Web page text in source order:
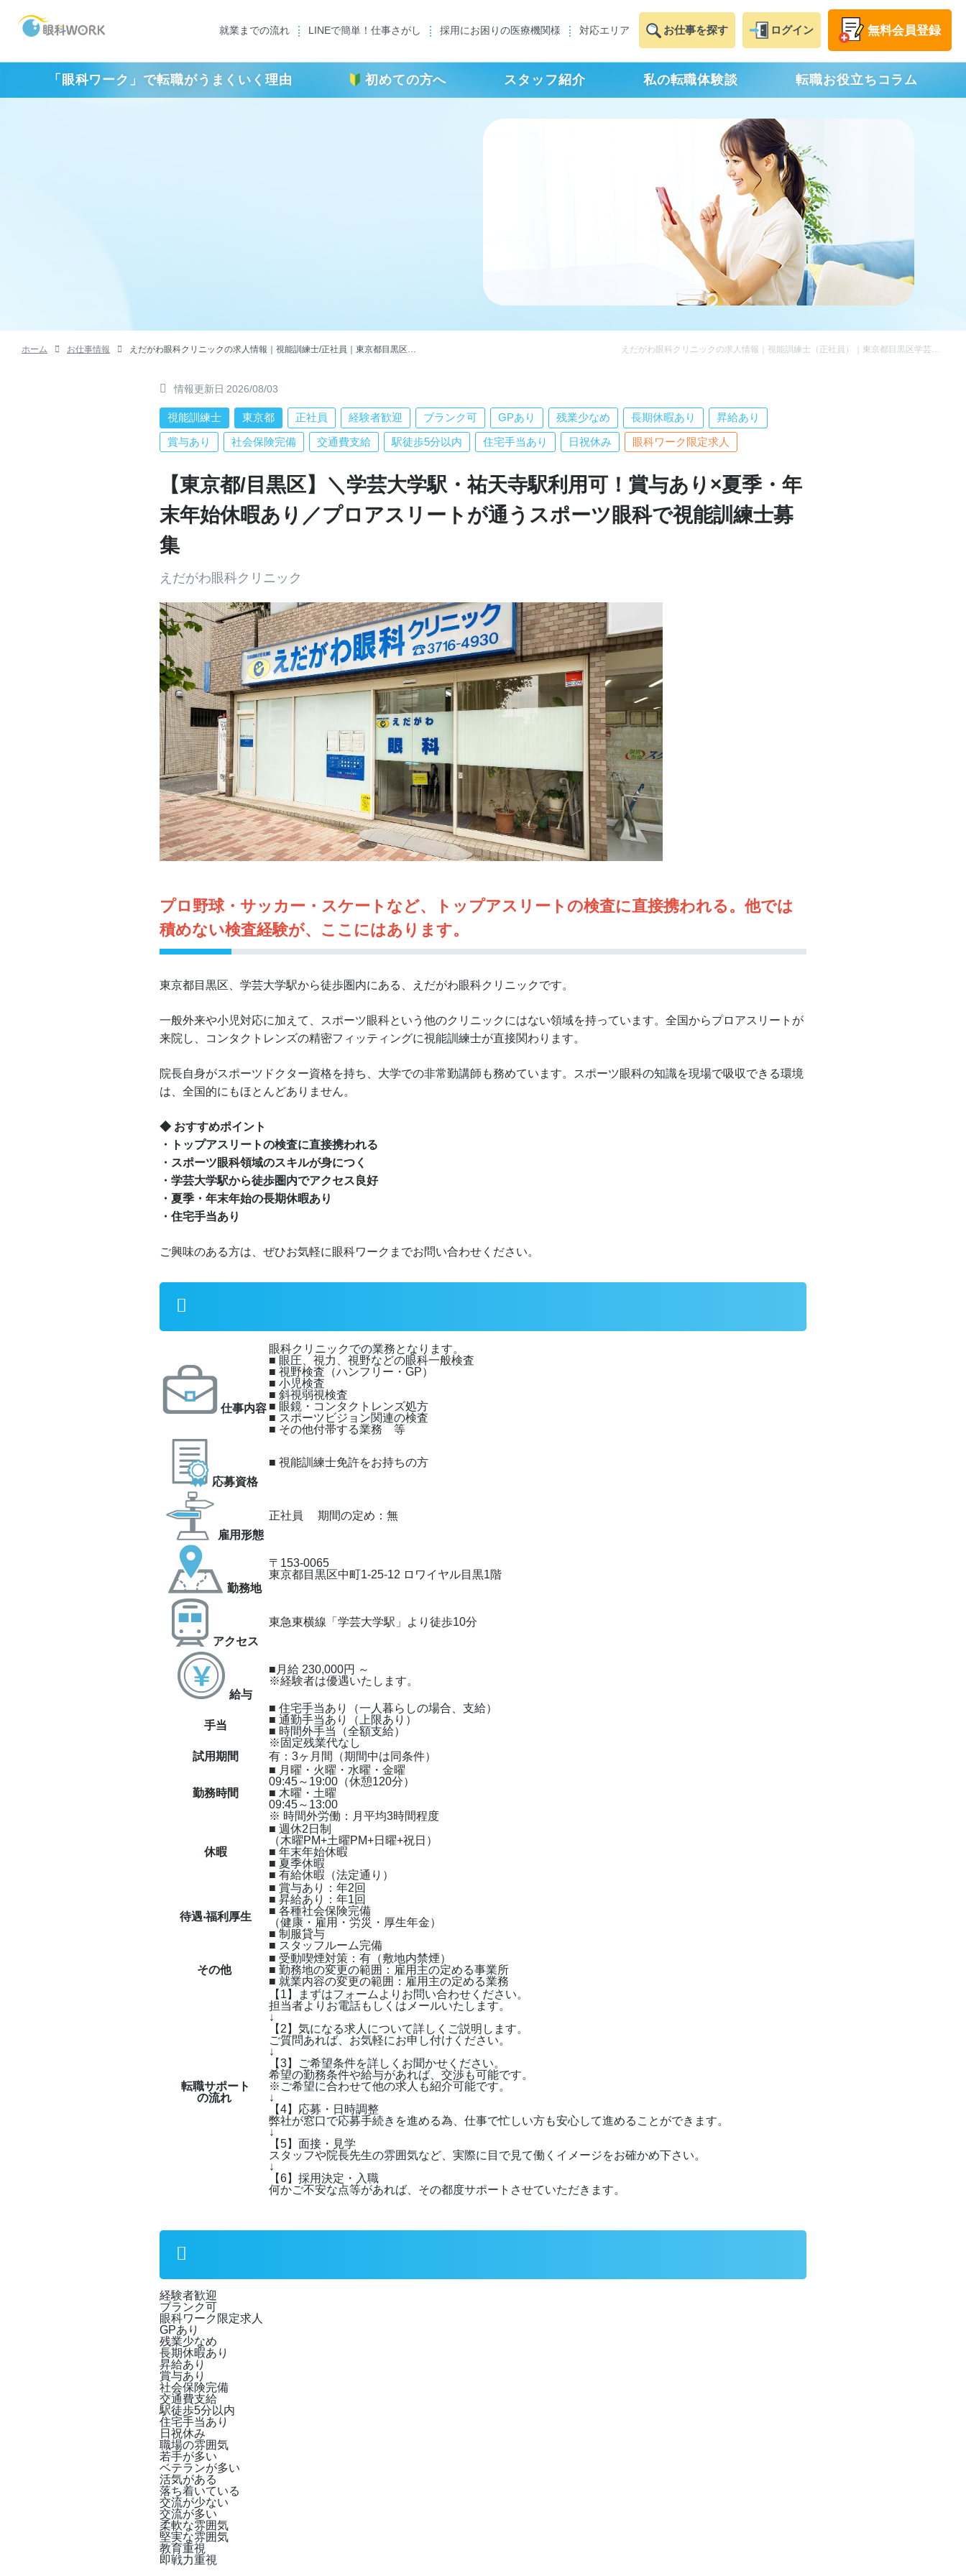
就業までの流れ LINEで簡単！仕事さがし 採用にお困りの医療機関様 対応エリア お仕事を探す ログイン 無料会員登録
「眼科ワーク」で転職がうまくいく理由 初めての方へ スタッフ紹介
スタッフ一覧 私の転職体験談 転職お役立ちコラム
ホーム お仕事情報 えだがわ眼科クリニックの求人情報｜視能訓練士/正社員｜東京都目黒区学芸大学駅 えだがわ眼科クリニックの求人情報｜視能訓練士（正社員）｜東京都目黒区学芸大学駅
情報更新日 2026/08/03
視能訓練士 東京都 正社員 経験者歓迎 ブランク可 GPあり 残業少なめ 長期休暇あり
昇給あり
賞与あり
社会保険完備 交通費支給 駅徒歩5分以内 住宅手当あり 日祝休み 眼科ワーク限定求人
【東京都/目黒区】＼学芸大学駅・祐天寺駅利用可！賞与あり×夏季・年
末年始休暇あり／プロアスリートが通うスポーツ眼科で視能訓練士募
集
えだがわ眼科クリニック
プロ野球・サッカー・スケートなど、トップアスリートの検査に直接携われる。他では
積めない検査経験が、ここにはあります。
東京都目黒区、学芸大学駅から徒歩圏内にある、えだがわ眼科クリニックです。
一般外来や小児対応に加えて、スポーツ眼科という他のクリニックにはない領域を持っています。全国からプロアスリートが
来院し、コンタクトレンズの精密フィッティングに視能訓練士が直接関わります。
院長自身がスポーツドクター資格を持ち、大学での非常勤講師も務めています。スポーツ眼科の知識を現場で吸収できる環境
は、全国的にもほとんどありません。
◆ おすすめポイント
・トップアスリートの検査に直接携われる
・スポーツ眼科領域のスキルが身につく
・学芸大学駅から徒歩圏内でアクセス良好
・ 夏季・年末年始の長期休暇あり
・住宅手当あり
ご興味のある方は、ぜひお気軽に眼科ワークまでお問い合わせください。
仕事内容
眼科クリニックでの業務となります。
■ 眼圧、視力、視野などの眼科一般検査
■ 視野検査（ハンフリー・GP）
■ 小児検査
■ 斜視弱視検査
■ 眼鏡・コンタクトレンズ処方
■ スポーツビジョン関連の検査
■ その他付帯する業務 等
応募資格
■ 視能訓練士免許をお持ちの方
雇⽤形態
正社員 期間の定め：無
勤務地
〒153-0065
東京都目黒区中町1-25-12 ロワイヤル目黒1階
アクセス
東急東横線「学芸大学駅」より徒歩10分
給与
■月給 230,000円 ～
※経験者は優遇いたします。
⼿当
■ 住宅手当あり（一人暮らしの場合、支給）
■ 通勤手当あり（上限あり）
■ 時間外手当（全額支給）
※固定残業代なし
試用期間
有：3ヶ月間（期間中は同条件）
勤務時間
■ 月曜・火曜・水曜・金曜
09:45～19:00（休憩120分）
■ 木曜・土曜
09:45～13:00
※ 時間外労働：月平均3時間程度
休暇
■ 週休2日制
（木曜PM+土曜PM+日曜+祝日）
■ 年末年始休暇
■ 夏季休暇
■ 有給休暇（法定通り）
待遇‧福利厚⽣
■ 賞与あり：年2回
■ 昇給あり：年1回
■ 各種社会保険完備
（健康・雇用・労災・厚生年金）
■ 制服貸与
■ スタッフルーム完備
その他
■ 受動喫煙対策：有（敷地内禁煙）
■ 勤務地の変更の範囲：雇用主の定める事業所
■ 就業内容の変更の範囲：雇用主の定める業務
転職サポート
の流れ
【1】まずはフォームよりお問い合わせください。
担当者よりお電話もしくはメールいたします。
↓
【2】気になる求人について詳しくご説明します。
ご質問あれば、お気軽にお申し付けください。
↓
【3】ご希望条件を詳しくお聞かせください。
希望の勤務条件や給与があれば、交渉も可能です。
※ご希望に合わせて他の求人も紹介可能です。
↓
【4】応募・日時調整
弊社が窓口で応募手続きを進める為、仕事で忙しい方も安心して進めることができます。
↓
【5】面接・見学
スタッフや院長先生の雰囲気など、実際に目で見て働くイメージをお確かめ下さい。
↓
【6】採用決定・入職
何かご不安な点等があれば、その都度サポートさせていただきます。
経験者歓迎
ブランク可
眼科ワーク限定求人
GPあり
残業少なめ
長期休暇あり
昇給あり
賞与あり
社会保険完備
交通費支給
駅徒歩5分以内
住宅手当あり
日祝休み
職場の雰囲気
若手が多い
ベテランが多い
活気がある
落ち着いている
交流が少ない
交流が多い
柔軟な雰囲気
堅実な雰囲気
教育重視
即戦力重視